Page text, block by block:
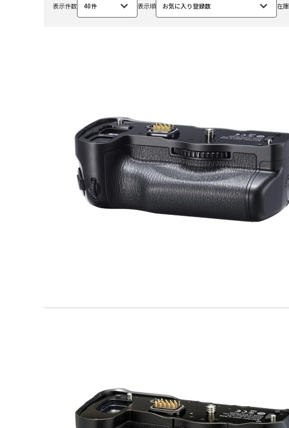
表示件数 40件
選
択
表示順 お気に入り登録数
選
択
在庫